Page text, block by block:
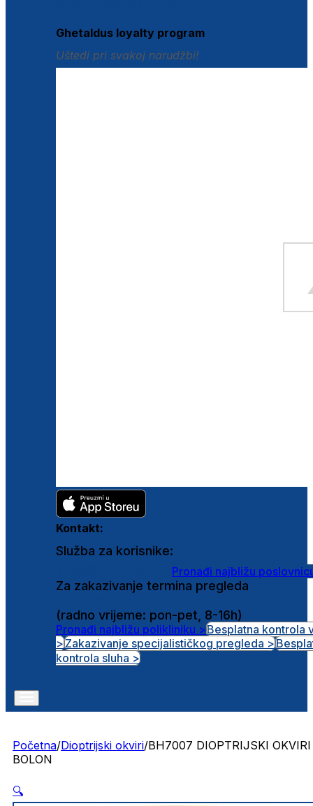
Ghetaldus loyalty program
Uštedi pri svakoj narudžbi!
Kontakt:
Služba za korisnike:
Pronađi najbližu
Za zakazivanje termina pregleda
(radno vrijeme: pon-pet, 8-16h)
Pronađi najbližu polikliniku >Besplatna kontrola
>Zakazivanje specijalističkog pregleda >
kontrola sluha >
Početna/Dioptrijski okviri/BH7007 DIOPTRIJSKI OKVIRI
BOLON
🔍